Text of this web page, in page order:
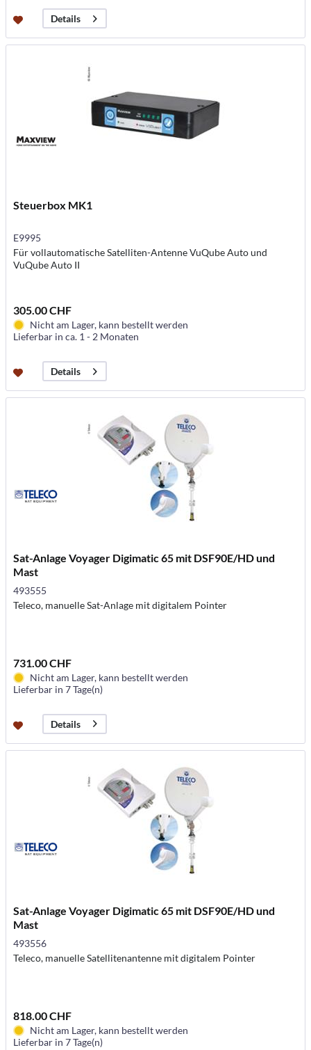
Details
Steuerbox MK1
E9995
Für vollautomatische Satelliten-Antenne VuQube Auto und
VuQube Auto II
305.00 CHF
Nicht am Lager, kann bestellt werden
Lieferbar in ca. 1 - 2 Monaten
Details
Sat-Anlage Voyager Digimatic 65 mit DSF90E/HD und
Mast
493555
Teleco, manuelle Sat-Anlage mit digitalem Pointer
731.00 CHF
Nicht am Lager, kann bestellt werden
Lieferbar in 7 Tage(n)
Details
Sat-Anlage Voyager Digimatic 65 mit DSF90E/HD und
Mast
493556
Teleco, manuelle Satellitenantenne mit digitalem Pointer
818.00 CHF
Nicht am Lager, kann bestellt werden
Lieferbar in 7 Tage(n)